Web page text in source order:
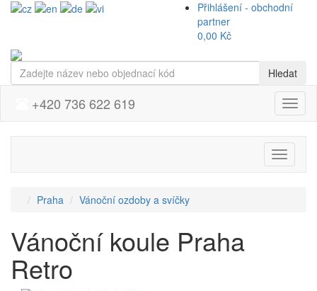
Přihlášení - obchodní
partner
0,00 Kč
Hledat
Menu
+420 736 622 619
navigaci
Praha Vánoční ozdoby a svíčky
Vánoční koule Praha
Retro